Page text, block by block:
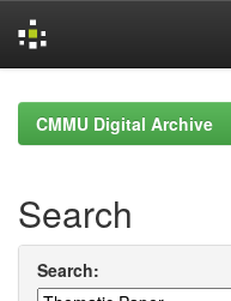
navigationCMMU Digital Archive
Search
Search: